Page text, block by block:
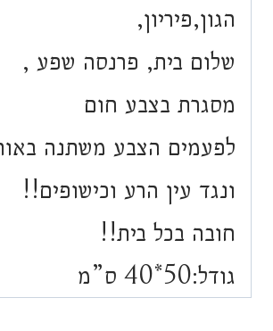
הגון,פיריון,
שלום בית, פרנסה שפע ,
מסגרת בצבע חום
לפעמים הצבע משתנה
ונגד עין הרע וכישופים!!
חובה בכל בית!!
גודל:50*40 ס”מ